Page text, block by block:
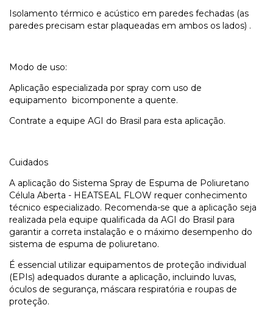
Isolamento térmico e acústico em paredes fechadas (as
paredes precisam estar plaqueadas em ambos os lados) .
Modo de uso:
Aplicação especializada por spray com uso de
equipamento bicomponente a quente.
Contrate a equipe AGI do Brasil para esta aplicação.
Cuidados
A aplicação do Sistema Spray de Espuma de Poliuretano
Célula Aberta - HEATSEAL FLOW requer conhecimento
técnico especializado. Recomenda-se que a aplicação seja
realizada pela equipe qualificada da AGI do Brasil para
garantir a correta instalação e o máximo desempenho do
sistema de espuma de poliuretano.
É essencial utilizar equipamentos de proteção individual
(EPIs) adequados durante a aplicação, incluindo luvas,
óculos de segurança, máscara respiratória e roupas de
proteção.